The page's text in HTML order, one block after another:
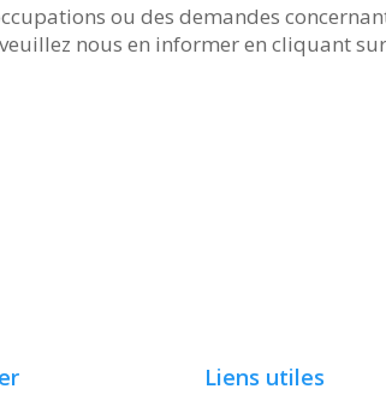
ou des demandes
nous en informer en cliquant
Liens utiles